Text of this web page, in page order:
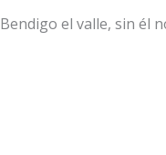
Bendigo el valle, sin él